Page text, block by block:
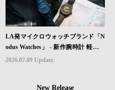
LA発マイクロウォッチブランド「N
odus Watches」 - 新作腕時計 軽さと
堅牢性を両立したフィールドウォッ
2026.07.09 Update.
New Release